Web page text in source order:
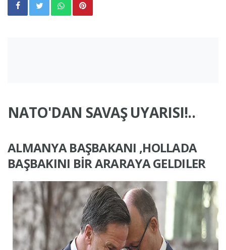
NATO'DAN SAVAŞ UYARISI!..
ALMANYA BAŞBAKANI ,HOLLADA
BAŞBAKINI BİR ARARAYA GELDILER